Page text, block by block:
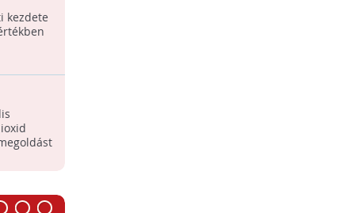
kezdete